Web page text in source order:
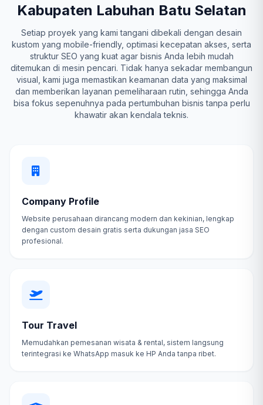
Kabupaten Labuhan Batu Selatan
Setiap proyek yang kami tangani dibekali dengan desain
kustom yang mobile-friendly, optimasi kecepatan akses, serta
struktur SEO yang kuat agar bisnis Anda lebih mudah
ditemukan di mesin pencari. Tidak hanya sekadar membangun
visual, kami juga memastikan keamanan data yang maksimal
dan memberikan layanan pemeliharaan rutin, sehingga Anda
bisa fokus sepenuhnya pada pertumbuhan bisnis tanpa perlu
khawatir akan kendala teknis.
Company Profile
Website perusahaan dirancang modern dan kekinian, lengkap
dengan custom desain gratis serta dukungan jasa SEO
profesional.
Tour Travel
Memudahkan pemesanan wisata & rental, sistem langsung
terintegrasi ke WhatsApp masuk ke HP Anda tanpa ribet.